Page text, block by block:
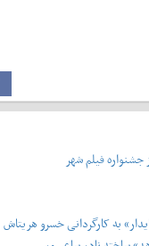
فیلم شهر
به کارگردانی خسرو هریتاش